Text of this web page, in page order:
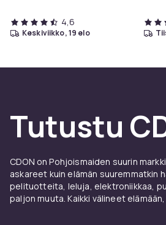
4,6
keskiviikko, 19 elo
Tutustu
CDON on Pohjoismaiden suurin
askareet kuin elämän suuremmatkin
pelituotteita, leluja, elektroniikkaa,
paljon muuta. Kaikki välineet